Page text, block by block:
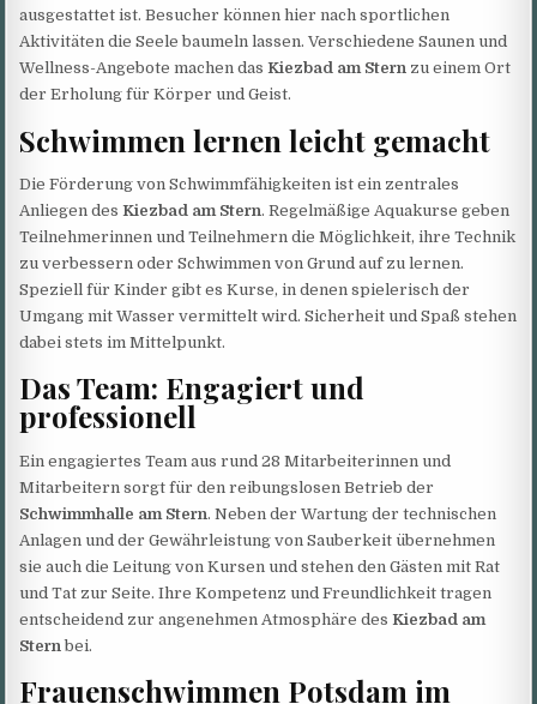
ausgestattet ist. Besucher können hier nach sportlichen
Aktivitäten die Seele baumeln lassen. Verschiedene Saunen und
Wellness-Angebote machen dasKiezbad am Stern zu einem Ort
der Erholung für Körper und Geist.
Schwimmen lernen leicht gemacht
Die Förderung von Schwimmfähigkeiten ist ein zentrales
Anliegen desKiezbad am Stern. Regelmäßige Aquakurse geben
Teilnehmerinnen und Teilnehmern die Möglichkeit, ihre Technik
zu verbessern oder Schwimmen von Grund auf zu lernen.
Speziell für Kinder gibt es Kurse, in denen spielerisch der
Umgang mit Wasser vermittelt wird. Sicherheit und Spaß stehen
dabei stets im Mittelpunkt.
Das Team: Engagiert und
professionell
Ein engagiertes Team aus rund 28 Mitarbeiterinnen und
Mitarbeitern sorgt für den reibungslosen Betrieb der
Schwimmhalle am Stern. Neben der Wartung der technischen
Anlagen und der Gewährleistung von Sauberkeit übernehmen
sie auch die Leitung von Kursen und stehen den Gästen mit Rat
und Tat zur Seite. Ihre Kompetenz und Freundlichkeit tragen
entscheidend zur angenehmen Atmosphäre desKiezbad am
Stern bei.
Frauenschwimmen Potsdam im